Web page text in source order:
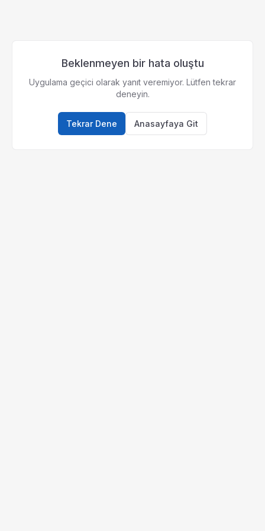
Beklenmeyen bir hata oluştu
Uygulama geçici olarak yanıt veremiyor. Lütfen tekrar
deneyin.
Tekrar Dene Anasayfaya Git